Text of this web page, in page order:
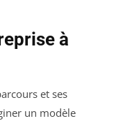
à
et ses
un modèle